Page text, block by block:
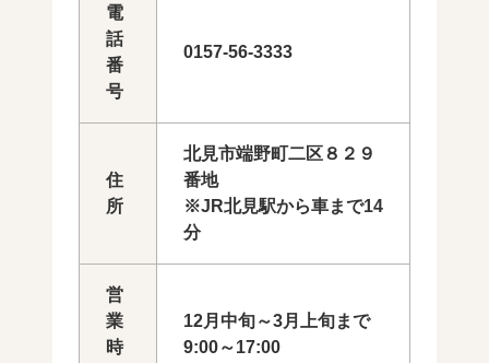
電
話
番
号
0157‐56‐3333
住
所
北見市端野町二区８２９
番地
※JR北見駅から車まで14
分
営
業
時
12月中旬～3月上旬まで
9:00～17:00